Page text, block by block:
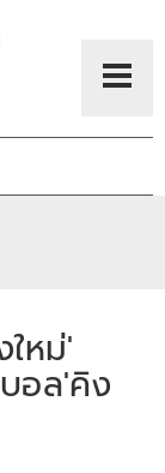
หม่'
อล'คิง